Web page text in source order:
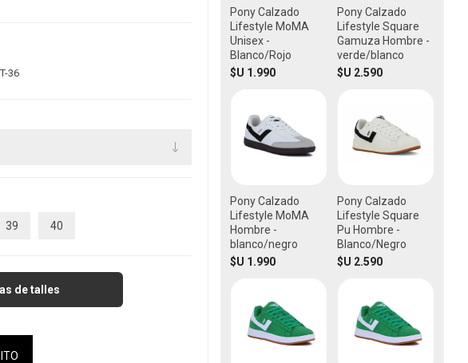
36
39 40
de talles
Pony Calzado
Lifestyle MoMA
Unisex -
Blanco/Rojo
$U 1.990
Pony Calzado
Lifestyle Square
Gamuza Hombre -
verde/blanco
$U 2.590
Pony Calzado
Lifestyle MoMA
Hombre -
blanco/negro
$U 1.990
Pony Calzado
Lifestyle Square
Pu Hombre -
Blanco/Negro
$U 2.590